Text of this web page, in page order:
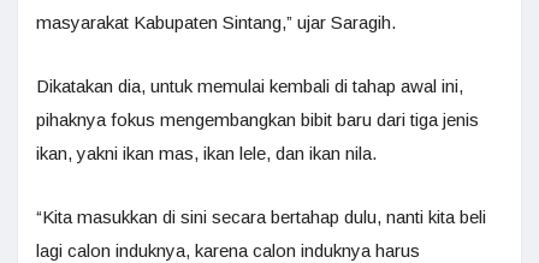
masyarakat Kabupaten Sintang,” ujar Saragih.
Dikatakan dia, untuk memulai kembali di tahap awal ini,
pihaknya fokus mengembangkan bibit baru dari tiga jenis
ikan, yakni ikan mas, ikan lele, dan ikan nila.
“Kita masukkan di sini secara bertahap dulu, nanti kita beli
lagi calon induknya, karena calon induknya harus